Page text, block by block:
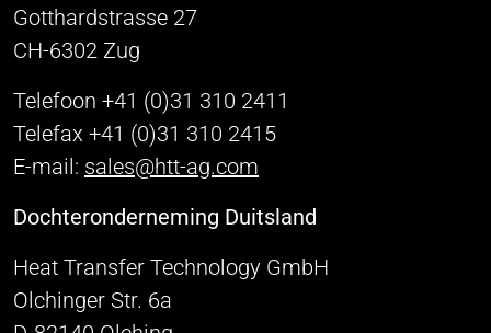
Gotthardstrasse 27
CH-6302 Zug
Telefoon +41 (0)31 310 2411
Telefax +41 (0)31 310 2415
E-mail: sales@htt-ag.com
Dochteronderneming Duitsland
Heat Transfer Technology GmbH
Olchinger Str. 6a